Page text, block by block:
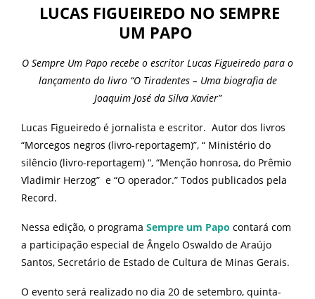
LUCAS FIGUEIREDO NO SEMPRE
UM PAPO
O Sempre Um Papo recebe o escritor Lucas Figueiredo para o
lançamento do livro “O Tiradentes – Uma biografia de
Joaquim José da Silva Xavier”
Lucas Figueiredo é jornalista e escritor. Autor dos livros
“Morcegos negros (livro-reportagem)”, “ Ministério do
silêncio (livro-reportagem) “, “Menção honrosa, do Prêmio
Vladimir Herzog” e “O operador.” Todos publicados pela
Record.
Nessa edição, o programa Sempre um Papo contará com
a participação especial de Ângelo Oswaldo de Araújo
Santos, Secretário de Estado de Cultura de Minas Gerais.
O evento será realizado no dia 20 de setembro, quinta-